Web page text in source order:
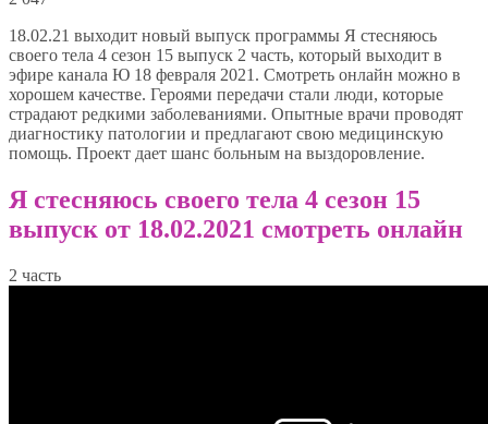
18.02.21 выходит новый выпуск программы Я стесняюсь
своего тела 4 сезон 15 выпуск 2 часть, который выходит в
эфире канала Ю 18 февраля 2021. Смотреть онлайн можно в
хорошем качестве. Героями передачи стали люди, которые
страдают редкими заболеваниями. Опытные врачи проводят
диагностику патологии и предлагают свою медицинскую
помощь. Проект дает шанс больным на выздоровление.
Я стесняюсь своего тела 4 сезон 15
выпуск от 18.02.2021 смотреть онлайн
2 часть